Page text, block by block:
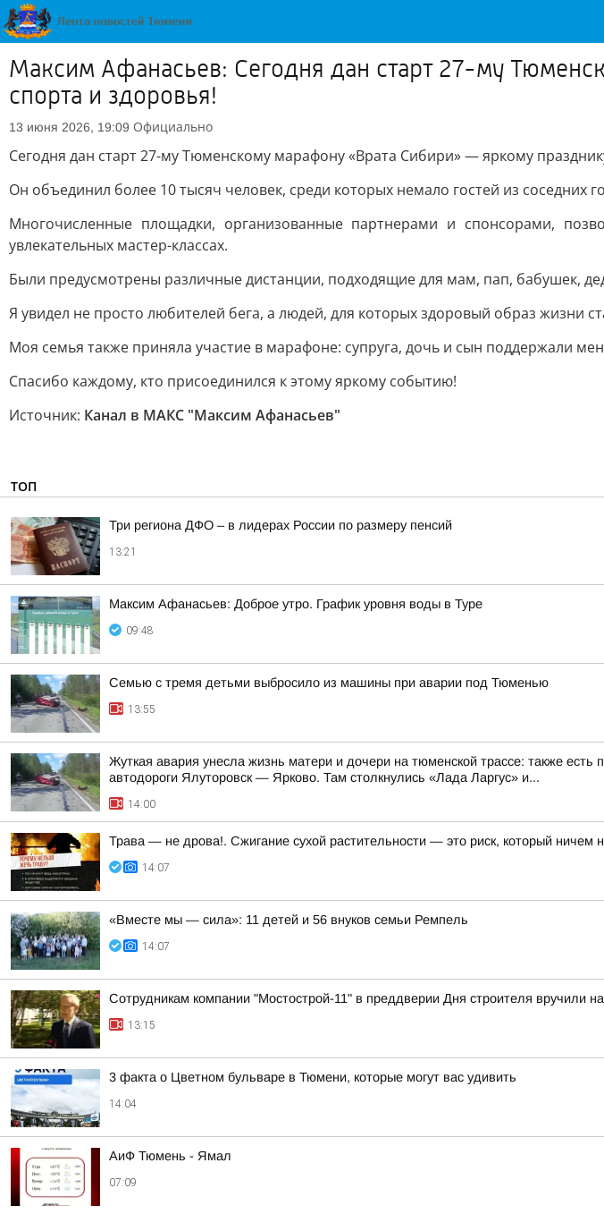
Максим Афанасьев: Сегодня дан старт 27-му
спорта и здоровья!
13 июня 2026, 19:09 Официально
Сегодня дан старт 27-му Тюменскому марафону «Врата Сибири» — яркому
Он объединил более 10 тысяч человек, среди которых немало гостей из
Многочисленные площадки, организованные партнерами и спонсорами,
увлекательных мастер-классах.
Были предусмотрены различные дистанции, подходящие для мам, пап, бабушек,
Я увидел не просто любителей бега, а людей, для которых здоровый образ жизни
Моя семья также приняла участие в марафоне: супруга, дочь и сын поддержали
Спасибо каждому, кто присоединился к этому яркому событию!
Источник: Канал в МАКС "Максим Афанасьев"
ТОП
Три региона ДФО – в лидерах России по размеру пенсий
13:21
Максим Афанасьев: Доброе утро. График уровня воды в Туре
09:48
Семью с тремя детьми выбросило из машины при аварии под Тюменью
13:55
Жуткая авария унесла жизнь матери и дочери на тюменской трассе: также
автодороги Ялуторовск — Ярково. Там столкнулись «Лада Ларгус» и...
14:00
Трава — не дрова!. Сжигание сухой растительности — это риск, который ничем
14:07
«Вместе мы — сила»: 11 детей и 56 внуков семьи Ремпель
14:07
Сотрудникам компании "Мостострой-11" в преддверии Дня строителя вручили
13:15
3 факта о Цветном бульваре в Тюмени, которые могут вас удивить
14:04
АиФ Тюмень - Ямал
07:09